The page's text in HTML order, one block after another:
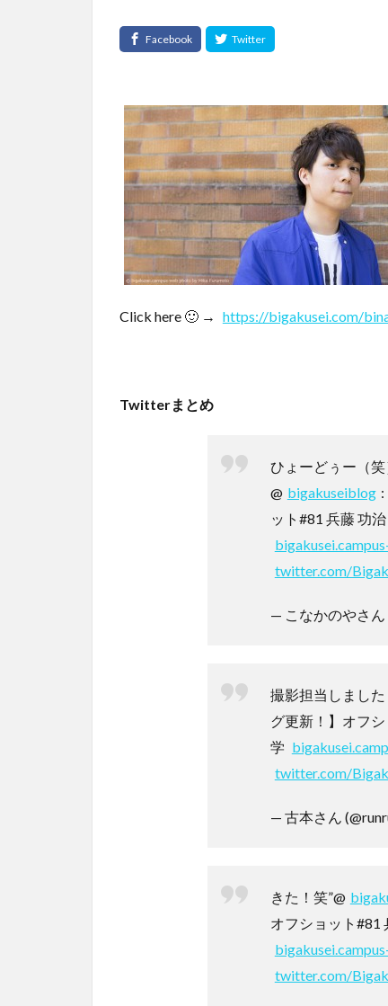
Click here 🙂 → https://bigakusei.com/
Twitterまとめ
ひょーどぅー（
@ bigakuseiblog
ット#81 兵藤 功
twitter.com/
— こなかのやさん
撮影担当しました
グ更新！】オフ
学
twitter.com/
— 古本さん
きた！笑”@
オフショット#81
twitter.com/